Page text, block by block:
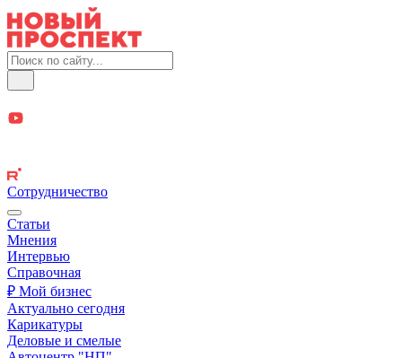
Сотрудничество
Статьи
Мнения
Интервью
Справочная
₽ Мой бизнес
Актуально сегодня
Карикатуры
Деловые и смелые